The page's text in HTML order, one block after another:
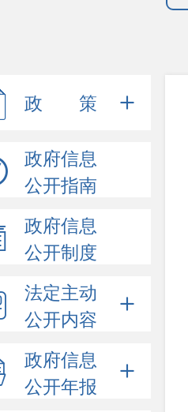
政 策
政府信息
公开指南
政府信息
公开制度
法定主动
公开内容
政府信息
公开年报